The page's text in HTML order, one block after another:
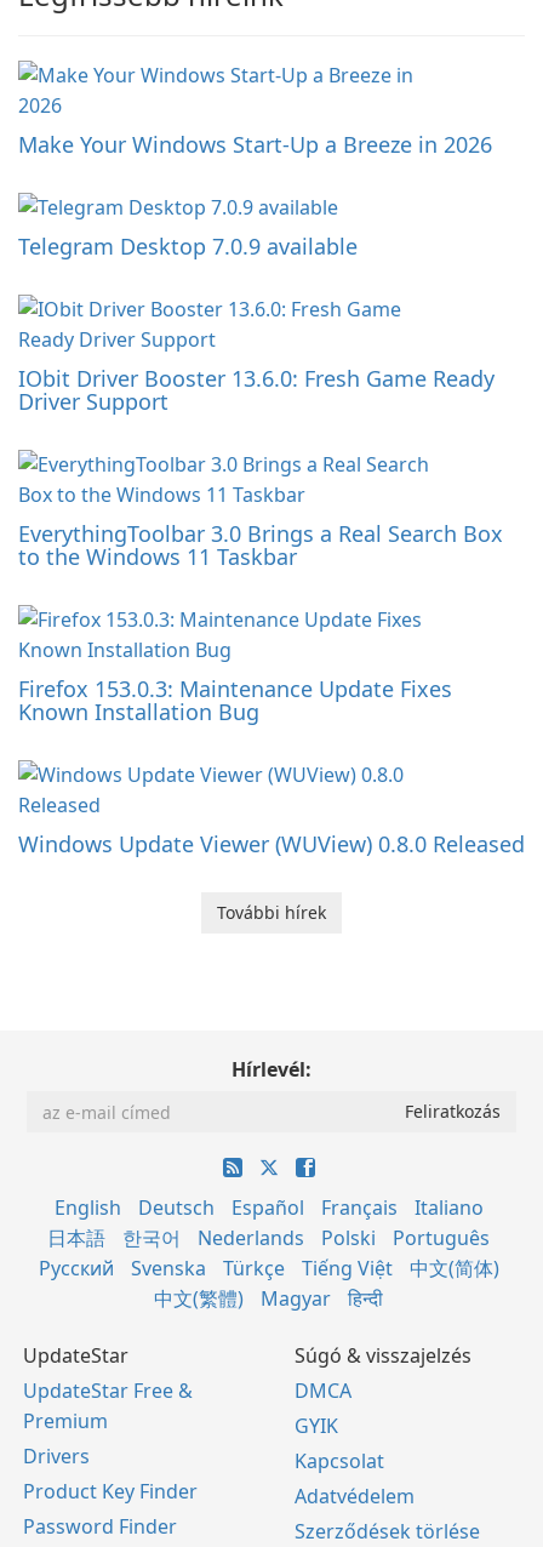
Make Your Windows Start-Up a Breeze in 2026
Telegram Desktop 7.0.9 available
IObit Driver Booster 13.6.0: Fresh Game Ready
Driver Support
EverythingToolbar 3.0 Brings a Real Search Box
to the Windows 11 Taskbar
Firefox 153.0.3: Maintenance Update Fixes
Known Installation Bug
Windows Update Viewer (WUView) 0.8.0 Released
További hírek
Hírlevél:
English Deutsch Español Français
Italiano
日本語
한국어 Nederlands Polski
Português
Русский
Svenska Türkçe Tiếng Việt
中文(简体)
中文(繁體)
Magyar हिन्दी
UpdateStar
UpdateStar Free &
Premium
Drivers
Product Key Finder
Password Finder
Súgó & visszajelzés
DMCA
GYIK
Kapcsolat
Adatvédelem
Szerződések törlése